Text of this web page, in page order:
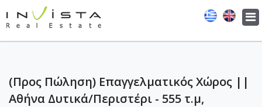
(Προς Πώληση) Επαγγελματικός Χώρος ||
Αθήνα Δυτικά/Περιστέρι - 555 τ.μ,